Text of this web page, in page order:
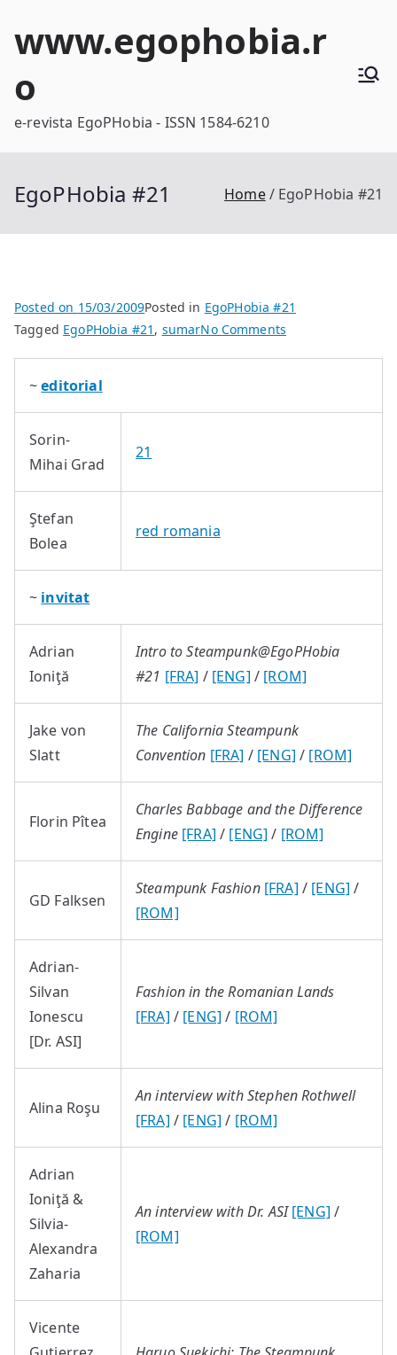
www.egophobia.r
o
e-revista EgoPHobia - ISSN 1584-6210
EgoPHobia #21 Home EgoPHobia #21
Posted on 15/03/2009Posted in EgoPHobia #21
Tagged EgoPHobia #21 , sumarNo Comments
~editorial
Sorin-
Mihai Grad
21
Ştefan
Bolea
red romania
~ invitat
Adrian
Ioniţă
Intro to Steampunk@EgoPHobia
#21 [FRA] / [ENG] / [ROM]
Jake von
Slatt
The California Steampunk
Convention [FRA] / [ENG] / [ROM]
Florin Pîtea
Charles Babbage and the Difference
Engine [FRA] / [ENG] / [ROM]
GD Falksen
Steampunk Fashion [FRA] / [ENG] /
[ROM]
Adrian-
Silvan
Ionescu
[Dr. ASI]
Fashion in the Romanian Lands
[FRA] / [ENG] / [ROM]
Alina Roşu
An interview with Stephen Rothwell
[FRA] / [ENG] / [ROM]
Adrian
Ioniţă &
Silvia-
Alexandra
Zaharia
An interview with Dr. ASI [ENG] /
[ROM]
Vicente